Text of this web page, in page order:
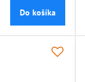
Do košíka